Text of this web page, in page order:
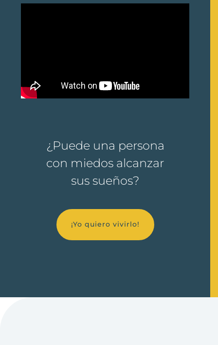
¿Puede una persona
con miedos alcanzar
sus sueños?
¡Yo quiero vivirlo!